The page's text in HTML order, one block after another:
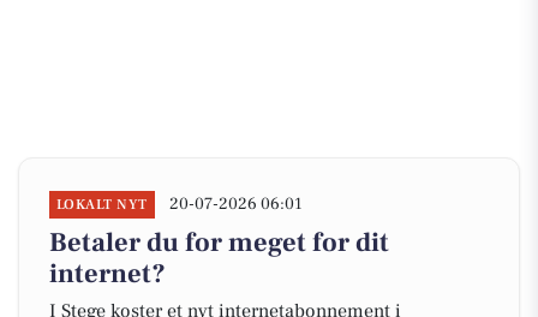
LOKALT NYT 20-07-2026 06:01
Betaler du for meget for dit
internet?
I Stege koster et nyt internetabonnement i